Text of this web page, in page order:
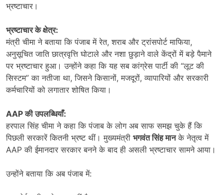
भ्रष्टाचार।
भ्रष्टाचार के क्षेत्र:
मंत्री चीमा ने बताया कि पंजाब में रेत, शराब और ट्रांसपोर्ट माफिया,
अनुसूचित जाति छात्रवृत्ति घोटाले और नशा छुड़ाने वाले केंद्रों में बड़े पैमाने
पर भ्रष्टाचार हुआ। उन्होंने कहा कि यह सब कांग्रेस पार्टी की “लूट की
सिस्टम” का नतीजा था, जिसने किसानों, मजदूरों, व्यापारियों और सरकारी
कर्मचारियों को लगातार शोषित किया।
AAPकी उपलब्धियाँ:
हरपाल सिंह चीमा ने कहा कि पंजाब के लोग अब साफ समझ चुके हैं कि
पिछली सरकारें कितनी भ्रष्ट थीं। मुख्यमंत्री भगवंत सिंह मानके नेतृत्व में
AAP की ईमानदार सरकार बनने के बाद ही असली भ्रष्टाचार सामने आया।
उन्होंने बताया कि अब पंजाब में: